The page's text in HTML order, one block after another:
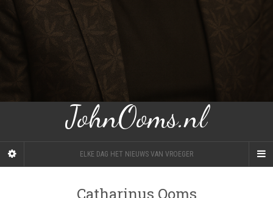
JohnOoms.nl
ELKE DAG HET NIEUWS VAN VROEGER
Catharinus Ooms